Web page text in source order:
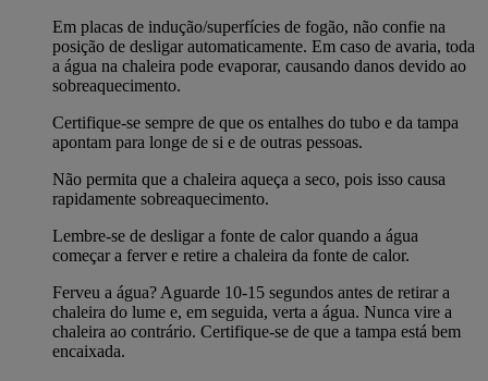
Em placas de indução/superfícies de fogão, não confie na
posição de desligar automaticamente. Em caso de avaria, toda
a água na chaleira pode evaporar, causando danos devido ao
sobreaquecimento.
Certifique-se sempre de que os entalhes do tubo e da tampa
apontam para longe de si e de outras pessoas.
Não permita que a chaleira aqueça a seco, pois isso causa
rapidamente sobreaquecimento.
Lembre-se de desligar a fonte de calor quando a água
começar a ferver e retire a chaleira da fonte de calor.
Ferveu a água? Aguarde 10-15 segundos antes de retirar a
chaleira do lume e, em seguida, verta a água. Nunca vire a
chaleira ao contrário. Certifique-se de que a tampa está bem
encaixada.